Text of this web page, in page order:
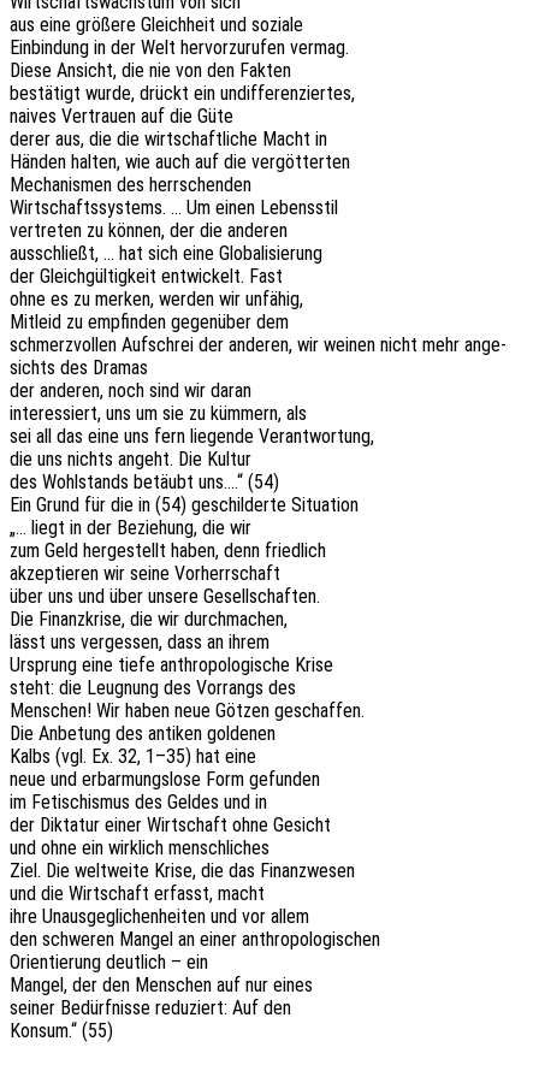
aus eine größe­re Gleich­heit und soziale
Einbin­dung in der Welt hervor­zu­ru­fen vermag.
Diese Ansicht, die nie von den Fakten
bestä­tigt wurde, drückt ein undifferenziertes,
naives Vertrau­en auf die Güte
derer aus, die die wirt­schaft­li­che Macht in
Händen halten, wie auch auf die vergötterten
Mecha­nis­men des herrschenden
Wirt­schafts­sys­tems. … Um einen Lebensstil
vertre­ten zu können, der die anderen
ausschließt, … hat sich eine Globalisierung
der Gleich­gül­tig­keit entwi­ckelt. Fast
ohne es zu merken, werden wir unfähig,
Mitleid zu empfin­den gegen­über dem
schmerz­vol­len Aufschrei der ande­ren, wir weinen nicht mehr ange­
sichts des Dramas
der ande­ren, noch sind wir daran
inter­es­siert, uns um sie zu kümmern, als
sei all das eine uns fern liegen­de Verantwortung,
die uns nichts angeht. Die Kultur
des Wohl­stands betäubt uns….“ (54)
Ein Grund für die in (54) geschil­der­te Situation
„… liegt in der Bezie­hung, die wir
zum Geld herge­stellt haben, denn friedlich
akzep­tie­ren wir seine Vorherrschaft
über uns und über unsere Gesellschaften.
Die Finanz­kri­se, die wir durchmachen,
lässt uns verges­sen, dass an ihrem
Ursprung eine tiefe anthro­po­lo­gi­sche Krise
steht: die Leug­nung des Vorrangs des
Menschen! Wir haben neue Götzen geschaffen.
Die Anbe­tung des anti­ken goldenen
Kalbs (vgl. Ex. 32, 1–35) hat eine
neue und erbar­mungs­lo­se Form gefunden
im Feti­schis­mus des Geldes und in
der Dikta­tur einer Wirt­schaft ohne Gesicht
und ohne ein wirk­lich menschliches
Ziel. Die welt­wei­te Krise, die das Finanzwesen
und die Wirt­schaft erfasst, macht
ihre Unaus­ge­gli­chen­hei­ten und vor allem
den schwe­ren Mangel an einer anthropologischen
Orien­tie­rung deut­lich – ein
Mangel, der den Menschen auf nur eines
seiner Bedürf­nis­se redu­ziert: Auf den
Konsum.“ (55)